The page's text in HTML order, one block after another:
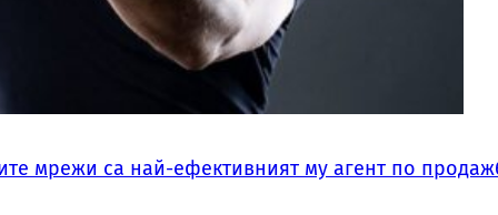
мрежи са най-ефективният му агент по